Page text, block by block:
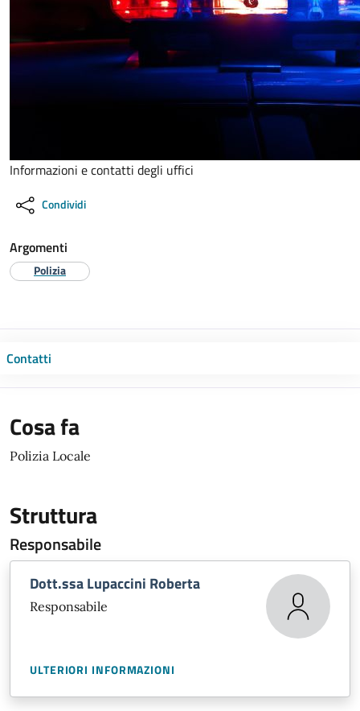
Informazioni e contatti degli uffici
Condividi
Argomenti
Polizia
Contatti
Cosa fa
Polizia Locale
Struttura
Responsabile
Dott.ssa Lupaccini Roberta
Responsabile
ULTERIORI INFORMAZIONI